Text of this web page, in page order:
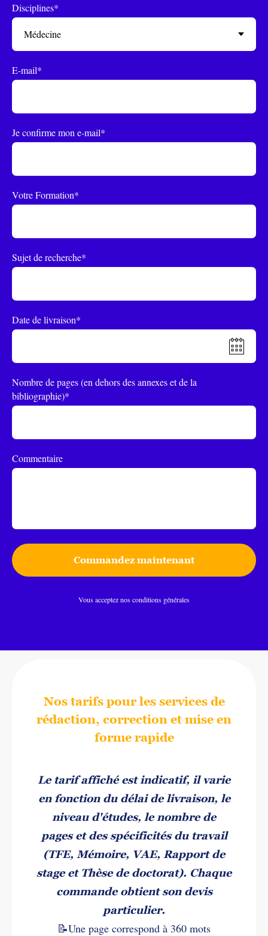
Disciplines*
E-mail*
Je confirme mon e-mail*
Votre Formation*
Sujet de recherche*
Date de livraison*
Nombre de pages (en dehors des annexes et de la
bibliographie)*
Commentaire
Commandez maintenant
Vous acceptez nos conditions générales
Nos tarifs pour les services de
rédaction, correction et mise en
forme rapide
Le tarif affiché est indicatif, il varie
en fonction du délai de livraison, le
niveau d'études, le nombre de
pages et des spécificités du travail
(TFE, Mémoire, VAE, Rapport de
stage et Thèse de doctorat). Chaque
commande obtient son devis
particulier.
📝Une page correspond à 360 mots